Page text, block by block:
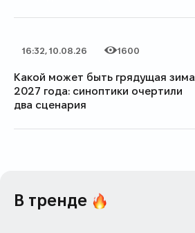
Дата публикации
16:32, 10.08.26
Категория
Количество просмотров
1600
Какой может быть грядущая зима
2027 года: синоптики очертили
два сценария
В тренде